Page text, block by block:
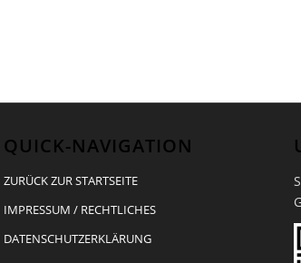
QUICK-NAVIGATION
ZURÜCK ZUR STARTSEITE
IMPRESSUM / RECHTLICHES
DATENSCHUTZERKLÄRUNG